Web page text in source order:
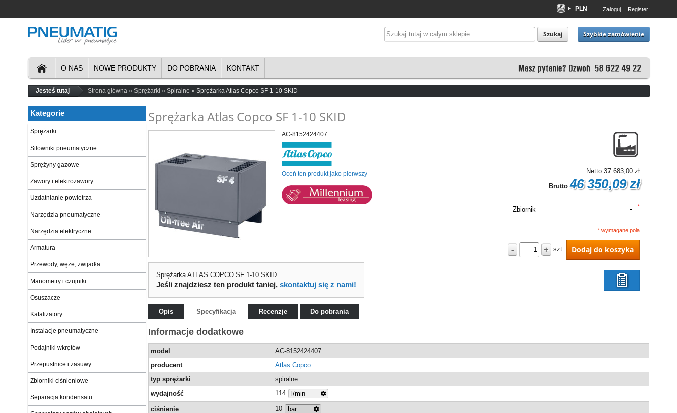
PLN
EUR
USD
Zaloguj Register:
Szukaj Szybkie zamówienie
O NAS NOWE PRODUKTY DO POBRANIA KONTAKT
Jesteś tutaj Strona główna Sprężarki Spiralne Sprężarka Atlas Copco SF 1-10 SKID
Sprężarka Atlas Copco SF 1-10 SKID
AC-8152424407
Oceń ten produkt jako pierwszy Netto 37 683,00 zł
Brutto 46 350,09 zł
*
* wymagane pola
- + szt. Dodaj do koszyka
listy
Sprężarka ATLAS COPCO SF 1-10 SKID
Jeśli znajdziesz ten produkt taniej,skontaktuj się z nami!
Opis Specyfikacja Recenzje Do pobrania
Informacje dodatkowe
model
AC-8152424407
producent
Atlas Copco
typ sprężarki
spiralne
wydajność
114
ciśnienie 10
Kategorie
Sprężarki
Siłowniki pneumatyczne
Sprężyny gazowe
Zawory i elektrozawory
Uzdatnianie powietrza
Narzędzia pneumatyczne
Narzędzia elektryczne
Armatura
Przewody, węże, zwijadła
Manometry i czujniki
Osuszacze
Katalizatory
Instalacje pneumatyczne
Podajniki wkrętów
Przepustnice i zasuwy
Zbiorniki ciśnieniowe
Separacja kondensatu